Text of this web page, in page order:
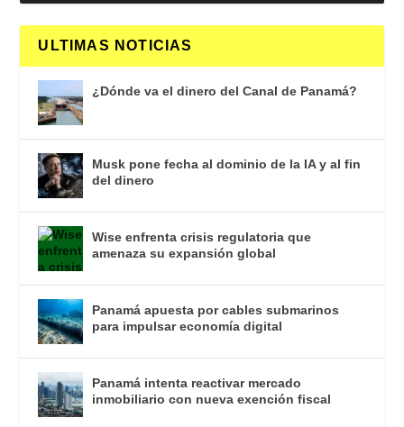
ULTIMAS NOTICIAS
¿Dónde va el dinero del Canal de Panamá?
Musk pone fecha al dominio de la IA y al fin
del dinero
Wise enfrenta crisis regulatoria que
amenaza su expansión global
Panamá apuesta por cables submarinos
para impulsar economía digital
Panamá intenta reactivar mercado
inmobiliario con nueva exención fiscal